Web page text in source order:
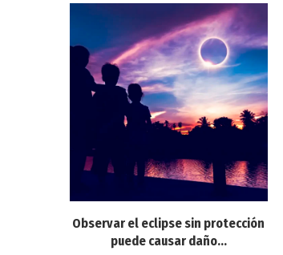
Observar el eclipse sin protección
puede causar daño...